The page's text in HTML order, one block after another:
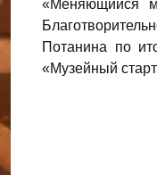
«Меняющийся
Потанина по
«Музейный